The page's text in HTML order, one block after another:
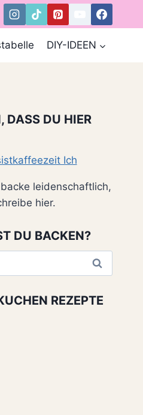
DIY-IDEEN
DASS DU HIER
leidenschaftlich,
hier.
DU BACKEN?
REZEPTE